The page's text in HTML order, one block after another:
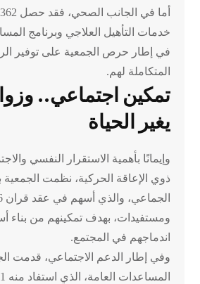
خدمات التأهيل العلاجي وبرنامج
في إطار حرص الجمعية على توفير
المتكاملة لهم.
تمكين اجتماعي..
يغير الحياة
وإيمانًا بأهمية الاستقرار النفسي
ذوي الإعاقة الحركية، نظمت الجمعية
ومستفيدات، بهدف تمكينهم من بناء
اندماجهم في المجتمع.
وفي إطار الدعم الاجتماعي، قدمت